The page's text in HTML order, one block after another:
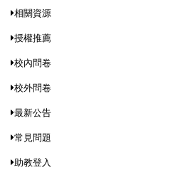
相關資源
授權推薦
校內問卷
校外問卷
最新公告
常見問題
助教登入